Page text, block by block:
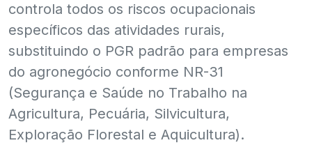
controla todos os riscos ocupacionais
específicos das atividades rurais,
substituindo o PGR padrão para empresas
do agronegócio conforme NR-31
(Segurança e Saúde no Trabalho na
Agricultura, Pecuária, Silvicultura,
Exploração Florestal e Aquicultura).